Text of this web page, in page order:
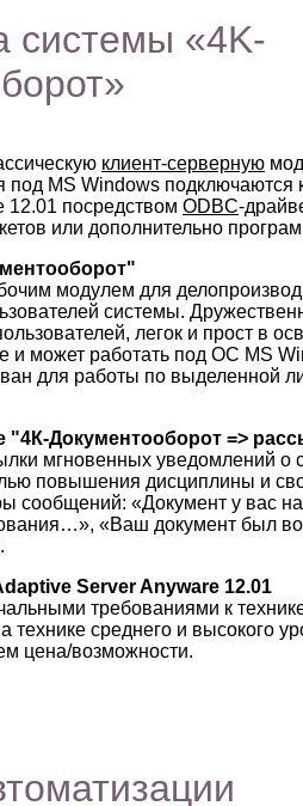
системы «4K-
клиент-серверную
под MS Windows
12.01 посредством ODBC-
или дополнительно
модулем для
системы.
легок и прост в
и может работать под ОС MS
для работы по выделенной
"4К-Документооборот =>
мгновенных уведомлений о
повышения дисциплины и
сообщений: «Документ у вас
«Ваш документ был
Server Anyware 12.01
требованиями к
технике среднего и высокого
цена/возможности.